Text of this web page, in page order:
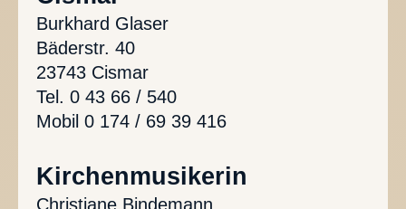
Burkhard Glaser
Bäderstr. 40
23743 Cismar
Tel. 0 43 66 / 540
Mobil 0 174 / 69 39 416
Kirchenmusikerin
Christiane Bindemann